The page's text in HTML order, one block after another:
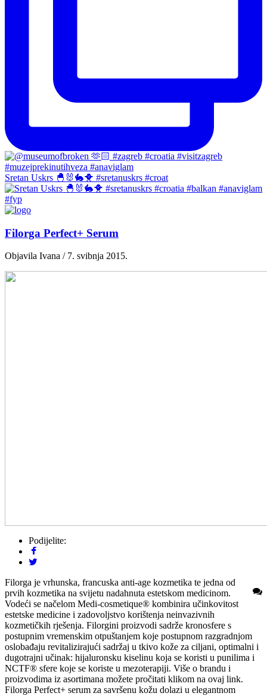
Sretan Uskrs 🐣🐰🐇🐥 #sretanuskrs #croat
Filorga Perfect+ Serum
Objavila Ivana / 7. svibnja 2015.
Podijelite:
Filorga je vrhunska, francuska anti-age kozmetika te jedna od
prvih kozmetika na svijetu nadahnuta estetskom medicinom.
Vodeći se načelom Medi-cosmetique® kombinira učinkovitost
estetske medicine i zadovoljstvo korištenja neinvazivnih
kozmetičkih rješenja. Filorgini proizvodi sadrže kronosfere s
postupnim vremenskim otpuštanjem koje postupnom razgradnjom
oslobađaju revitalizirajući sadržaj u tkivo kože za ciljani, optimalni i
dugotrajni učinak: hijaluronsku kiselinu koja se koristi u punilima i
NCTF® sfere koje se koriste u mezoterapiji. Više o brandu i
proizvodima iz asortimana možete pročitati klikom na ovaj link.
Filorga Perfect+ serum za savršenu kožu dolazi u elegantnom